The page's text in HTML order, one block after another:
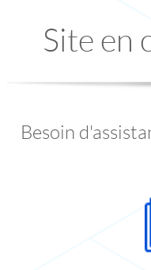
Site en
Besoin